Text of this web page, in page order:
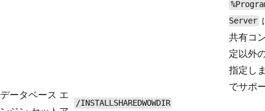
Server
データベース エ
/INSTALLSHAREDWOWDIR
共有コ
定以外
指定し
でサポ